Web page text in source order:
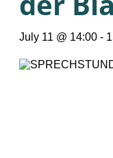
July 11 @ 14:00 -